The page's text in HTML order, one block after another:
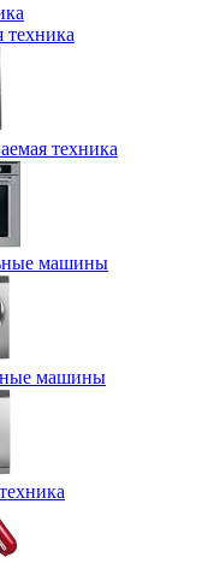
техника
техника
машины
машины